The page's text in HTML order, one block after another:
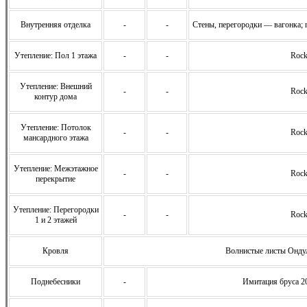
Внутренняя отделка - - Стены, перегородки — вагонка;
Утепление: Пол 1 этажа - -
Утепление: Внешний
контур дома
- -
Утепление: Потолок
мансардного этажа
- -
Утепление: Межэтажное
перекрытие
- -
Утепление: Перегородки
1 и 2 этажей
- -
Кровля Волнистые листы
Поднебесники - Имитация бруса